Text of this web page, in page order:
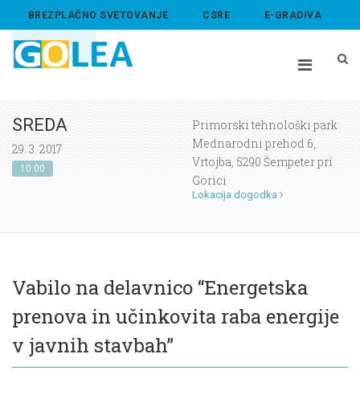
BREZPLAČNO SVETOVANJE CSRE E-GRADIVA
ABOUT US
SREDA
29. 3. 2017
10:00
Primorski tehnološki park
Mednarodni prehod 6,
Vrtojba, 5290 Šempeter pri
Gorici
Lokacija dogodka
Vabilo na delavnico “Energetska
prenova in učinkovita raba energije
v javnih stavbah”